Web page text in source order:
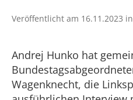
Veröffentlicht am 16.11.2023
Andrej Hunko hat
Wagenknecht, die